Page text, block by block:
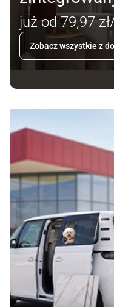
już od 79,97
Zobacz wszystkie z